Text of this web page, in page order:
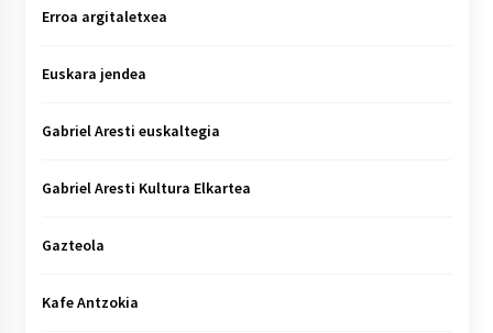
Erroa argitaletxea
Euskara jendea
Gabriel Aresti euskaltegia
Gabriel Aresti Kultura Elkartea
Gazteola
Kafe Antzokia